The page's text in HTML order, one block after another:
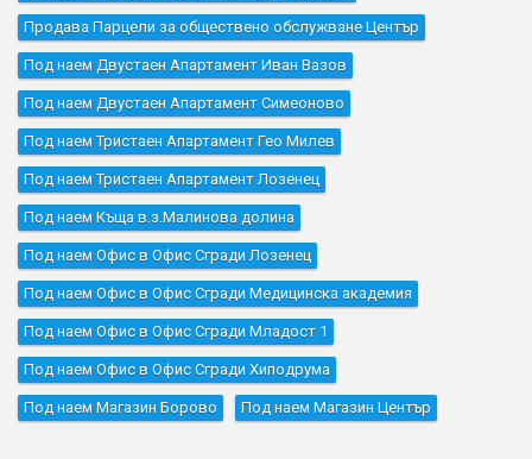
Продава Парцели за обществено обслужване Център
Под наем Двустаен Апартамент Иван Вазов
Под наем Двустаен Апартамент Симеоново
Под наем Тристаен Апартамент Гео Милев
Под наем Тристаен Апартамент Лозенец
Под наем Къщa в.з.Малинова долина
Под наем Офис в Офис Сгради Лозенец
Под наем Офис в Офис Сгради Медицинска академия
Под наем Офис в Офис Сгради Младост 1
Под наем Офис в Офис Сгради Хиподрума
Под наем Магазин Борово Под наем Магазин Център